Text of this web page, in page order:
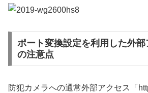
ポート変換設定を利用した外
の注意点
防犯カメラへの通常外部アクセス「